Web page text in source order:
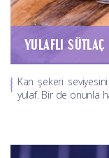
YULAFLI SÜTLAÇ
Kan şekeri
yulaf. Bir de onunla